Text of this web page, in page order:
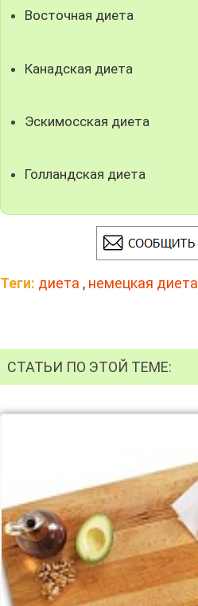
Восточная диета
Канадская диета
Эскимосская диета
Голландская диета
Теги: диета , немецкая диета
СТАТЬИ ПО ЭТОЙ ТЕМЕ: